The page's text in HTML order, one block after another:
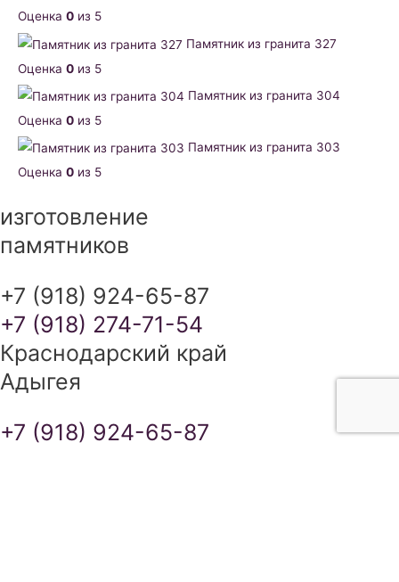
Оценка 0 из 5
Памятник из гранита 327
Оценка 0 из 5
Памятник из гранита 304
Оценка 0 из 5
Памятник из гранита 303
Оценка 0 из 5
изготовление
памятников
+7 (918) 924-65-87
+7 (918) 274-71-54
Краснодарский край
Адыгея
+7 (918) 924-65-87